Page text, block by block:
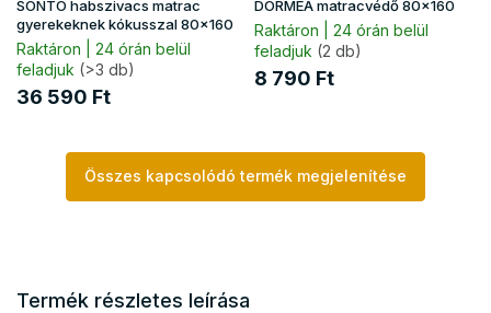
SONTO habszivacs matrac
gyerekeknek kókusszal 80x160
Raktáron | 24 órán belül
feladjuk (>3 db)
36 590 Ft
DORMEA matracvédő 80x160
Raktáron | 24 órán belül
feladjuk (2 db)
8 790 Ft
Összes kapcsolódó termék megjelenítése
Termék részletes leírása